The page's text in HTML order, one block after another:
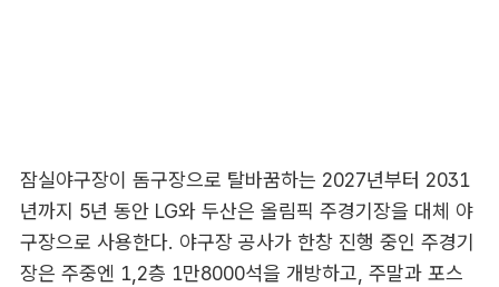
잠실야구장이 돔구장으로 탈바꿈하는 2027년부터 2031
년까지 5년 동안 LG와 두산은 올림픽 주경기장을 대체 야
구장으로 사용한다. 야구장 공사가 한창 진행 중인 주경기
장은 주중엔 1,2층 1만8000석을 개방하고, 주말과 포스